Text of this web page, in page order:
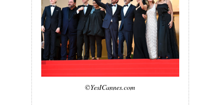
©YesICannes.com